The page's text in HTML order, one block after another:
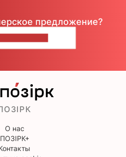
предложение?
О нас
ПОЗІРК+